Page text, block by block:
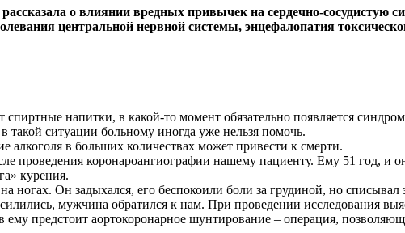
о влиянии вредных привычек на сердечно-сосудистую
центральной нервной системы, энцефалопатия
спиртные напитки, в какой-то момент обязательно появляется
такой ситуации больному иногда уже нельзя помочь.
алкоголя в больших количествах может привести к смерти.
проведения коронароангиографии нашему пациенту. Ему 51 год, и
курения.
ногах. Он задыхался, его беспокоили боли за грудиной, но
мужчина обратился к нам. При проведении исследования
предстоит аортокоронарное шунтирование – операция,